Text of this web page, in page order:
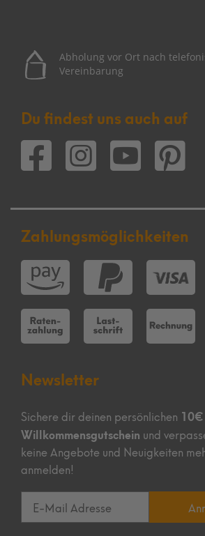
Abholung vor Ort nach
Vereinbarung
Du findest uns auch auf
Zahlungsmöglichkeiten
Newsletter
Sichere dir deinen persönlichen 10€
Willkommensgutschein und
keine Angebote und Neuigkeiten
anmelden!